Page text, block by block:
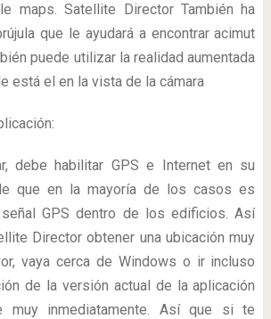
maps. Satellite Director También ha
que le ayudará a encontrar acimut
puede utilizar la realidad aumentada
está el en la vista de la cámara
debe habilitar GPS e Internet en su
que en la mayoría de los casos es
GPS dentro de los edificios. Así
Director obtener una ubicación muy
vaya cerca de Windows o ir incluso
de la versión actual de la aplicación
muy inmediatamente. Así que si te